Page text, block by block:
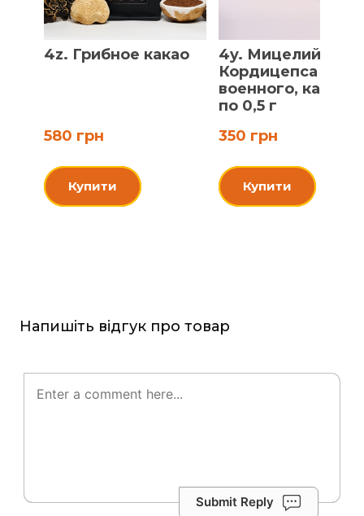
4z. Грибное какао
580 грн
Купити
4y. Мицелий
Кордицепса
военного,
по 0,5 г
350 грн
Купити
Напишіть відгук про товар
Submit Reply